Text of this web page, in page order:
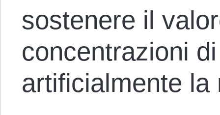
sostenere il
concentrazioni
artificialmente la